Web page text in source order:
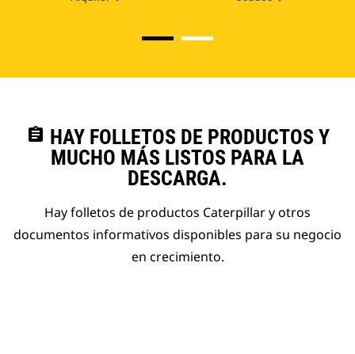
assignment HAY FOLLETOS DE PRODUCTOS Y
MUCHO MÁS LISTOS PARA LA
DESCARGA.
Hay folletos de productos Caterpillar y otros
documentos informativos disponibles para su negocio
en crecimiento.